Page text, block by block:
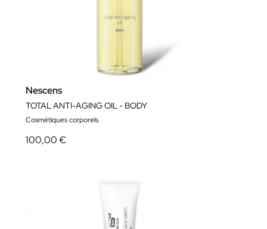
Nescens
TOTAL ANTI-AGING OIL - BODY
Cosmétiques corporels
100,00 €